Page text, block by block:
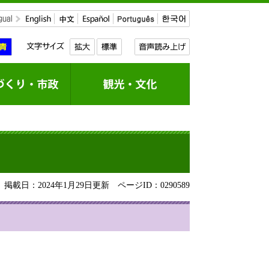
掲載日：2024年1月29日更新 ページID：0290589